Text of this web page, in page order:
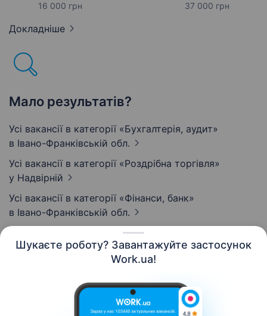
Шукаєте роботу? Завантажуйте застосунок
Work.ua!
16 000 грн 37 000 грн
Докладніше
Мало результатів?
Усі вакансії в категорії «Бухгалтерія, аудит»
в Івано-Франківській обл.
Усі вакансії в категорії «Роздрібна торгівля»
у Надвірній
Усі вакансії в категорії «Фінанси, банк»
в Івано-Франківській обл.